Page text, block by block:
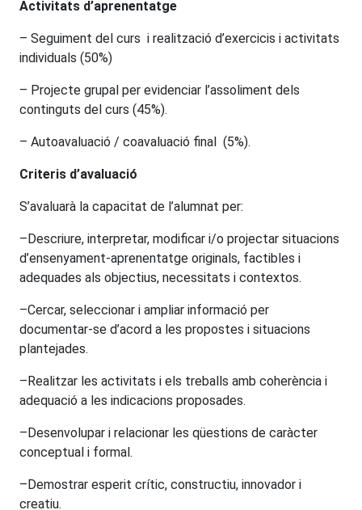
Activitats d’aprenentatge
– Seguiment del curs i realització d’exercicis i activitats
individuals (50%)
– Projecte grupal per evidenciar l’assoliment dels
continguts del curs (45%).
– Autoavaluació / coavaluació final (5%).
Criteris d’avaluació
S’avaluarà la capacitat de l’alumnat per:
–Descriure, interpretar, modificar i/o projectar situacions
d’ensenyament-aprenentatge originals, factibles i
adequades als objectius, necessitats i contextos.
–Cercar, seleccionar i ampliar informació per
documentar-se d’acord a les propostes i situacions
plantejades.
–Realitzar les activitats i els treballs amb coherència i
adequació a les indicacions proposades.
–Desenvolupar i relacionar les qüestions de caràcter
conceptual i formal.
–Demostrar esperit crític, constructiu, innovador i
creatiu.